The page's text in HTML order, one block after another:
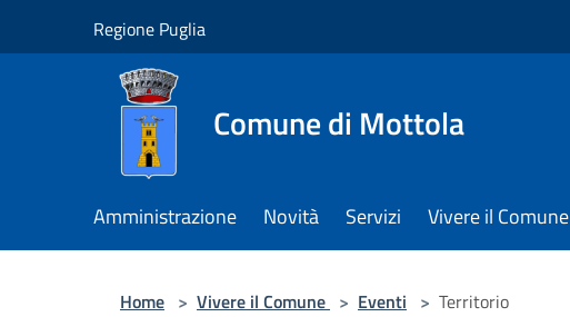
Regione Puglia
Comune di Mottola
Amministrazione Novità Servizi Vivere il Comune
Home > Vivere il Comune > Eventi > Territorio